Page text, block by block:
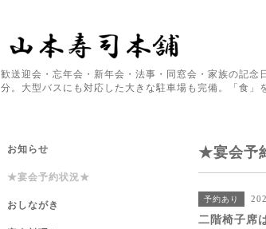
歓送迎会・忘年会・新年会・法事・同窓会・家族の記
分。大型バスにも対応した大きな駐車場も完備。「食」
★宴会予
予約あり
二階椅子席
お知らせ
★宴会予約状況★
おしながき